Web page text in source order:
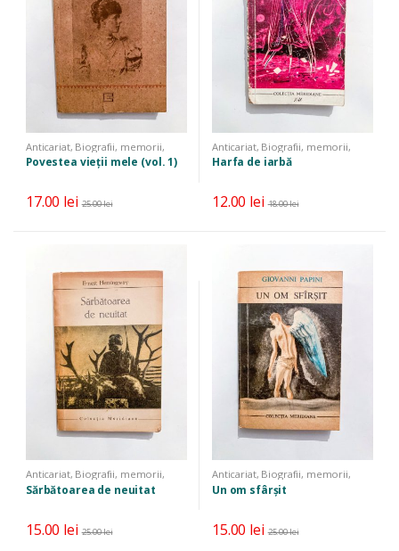
Anticariat, Biografii, memorii,
jurnale , Istorie
Povestea vieții mele (vol. 1)
17.00 lei 25.00lei
Anticariat, Biografii, memorii,
jurnale Literatură ,Literatură
universală
Harfa de iarbă
12.00 lei 18.00lei
Anticariat, Biografii, memorii,
jurnale, Literatură Literatură
universală
Sărbătoarea de neuitat
15.00 lei 25.00lei
Anticariat, Biografii, memorii,
jurnale Literatură
universală
Un om sfârșit
15.00 lei 25.00lei